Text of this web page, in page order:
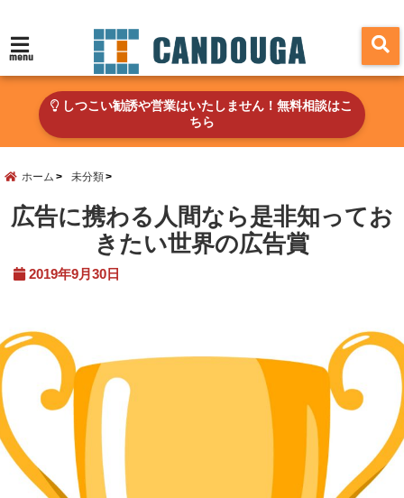
menu
しつこい勧誘や営業はいたしません！無料相談はこ
ちら
ホーム 未分類
広告に携わる人間なら是非知ってお
きたい世界の広告賞
2019年9月30日